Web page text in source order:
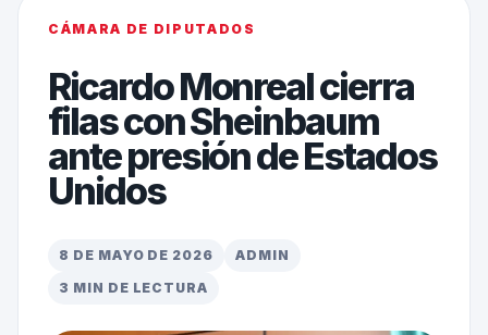
CÁMARA DE DIPUTADOS
Ricardo Monreal cierra
filas con Sheinbaum
ante presión de Estados
Unidos
8 DE MAYO DE 2026
ADMIN
3 MIN DE LECTURA